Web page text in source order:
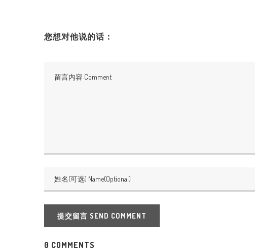
您想对他说的话：
提交留言 SEND COMMENT
0 COMMENTS